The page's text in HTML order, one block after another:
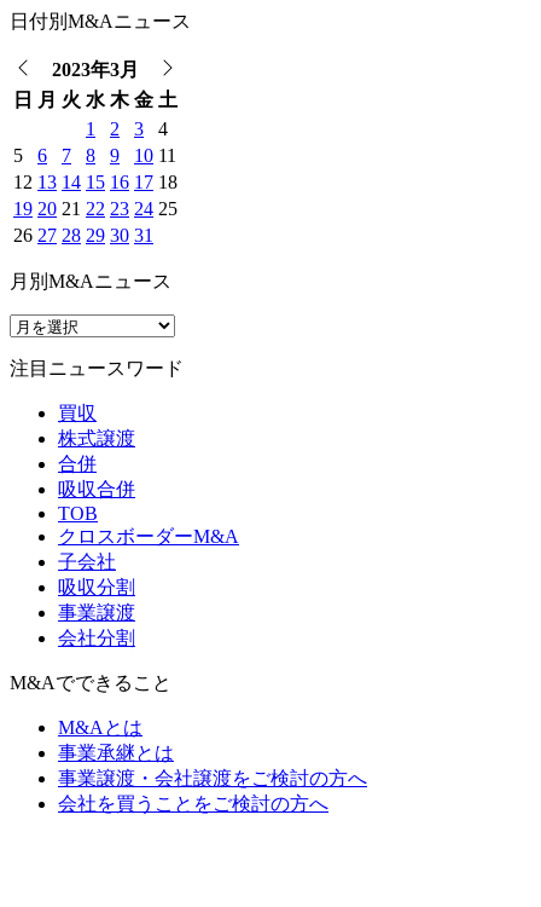
日付別M&Aニュース
2023年3月
日
月 火 水 木 金 土
1
2 3
4
5
6 7 8 9 10 11
12 13 14 15 16 17 18
19 20 21 22 23 24 25
26 27 28 29 30 31
月別M&Aニュース
注目ニュースワード
買収
株式譲渡
合併
吸収合併
TOB
クロスボーダーM&A
子会社
吸収分割
事業譲渡
会社分割
M&Aでできること
M&Aとは
事業承継とは
事業譲渡・会社譲渡をご検討の方へ
会社を買うことをご検討の方へ